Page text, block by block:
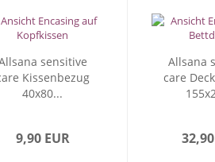
sensitive
Kissenbezug
40x80...
9,90 EUR
Allsana
care